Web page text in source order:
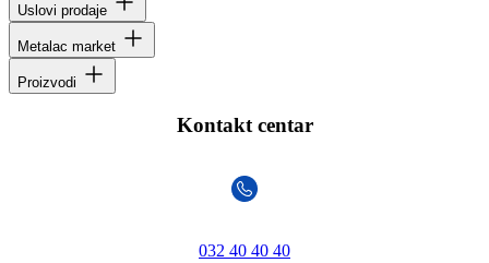
Uslovi prodaje
Metalac market
Proizvodi
Kontakt centar
032 40 40 40